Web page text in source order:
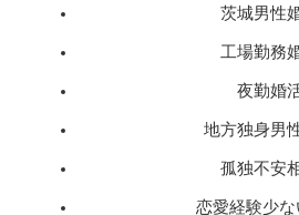
茨城男性
工場勤務
夜勤婚
地方独身男
孤独不安
恋愛経験少な